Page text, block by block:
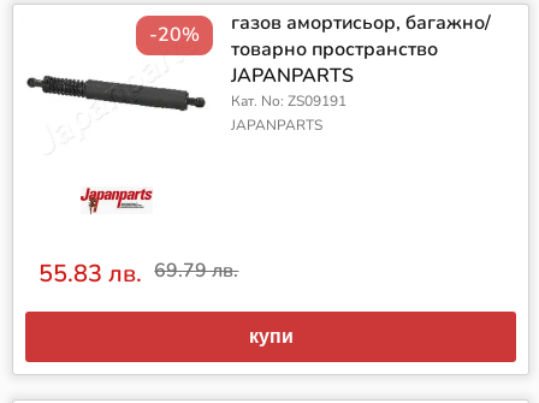
-20%
газов амортисьор, багажно/
товарно пространство
JAPANPARTS
Кат. No: ZS09191
JAPANPARTS
55.83 лв. 69.79 лв.
купи